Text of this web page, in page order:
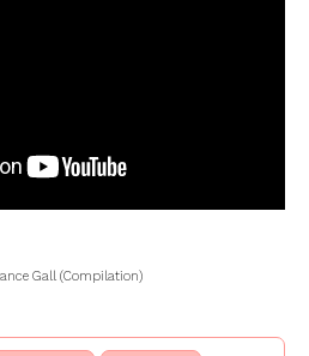
Gall (Compilation)